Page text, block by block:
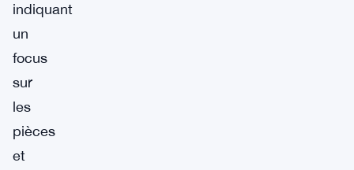
indiquant
un
focus
sur
les
pièces
et